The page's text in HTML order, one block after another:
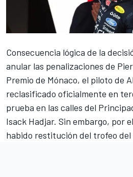
Consecuencia lógica de la
anular las penalizaciones de
Premio de Mónaco, el piloto de
reclasificado oficialmente en
prueba en las calles del
Isack Hadjar. Sin embargo, por
habido restitución del trofeo